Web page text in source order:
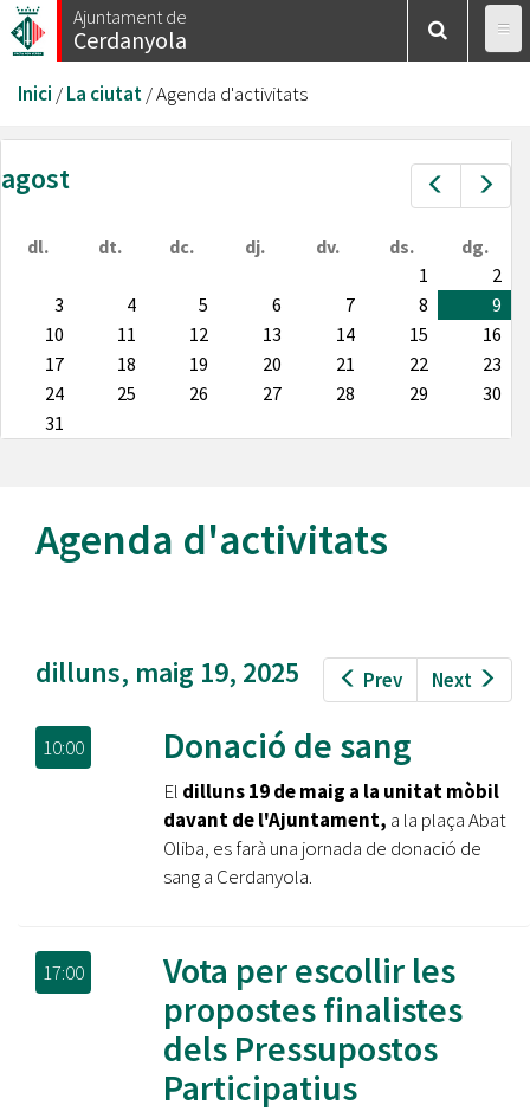
Vés
al
Ajuntament de
Cerdanyola
Esteu
aquí
Inici /La ciutat/Agenda d'activitats
Prev
agost
dl. dt. dc. dj. dv. ds.
dg.
1
2
3
4 5 6 7 8
9
10
11 12 13 14 15
16
17
18 19 20 21 22
23
24
25 26 27 28 29
30
31
Agenda d'activitats
Prev Next
dilluns, maig 19, 2025
10:00 Donació de sang
El dilluns 19 de maig a la unitat mòbil
davant de l'Ajuntament, a la plaça Abat
Oliba, es farà una jornada de donació de
sang a Cerdanyola.
17:00
Vota per escollir les
propostes finalistes
dels Pressupostos
Participatius